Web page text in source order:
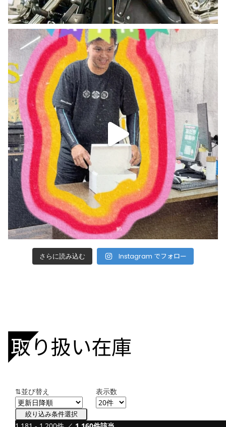
さらに読み込む Instagram でフォロー
取り扱い在庫
⇅並び替え 表示数
絞り込み条件選択